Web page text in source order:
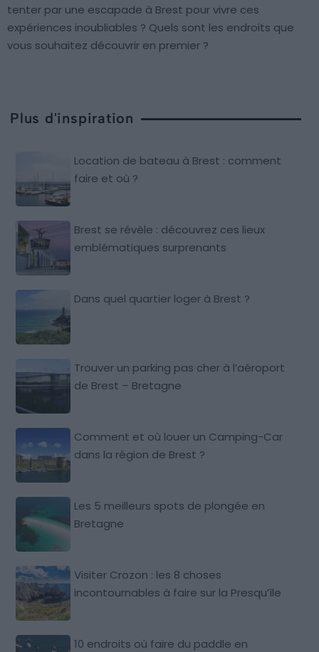
tenter par une escapade à Brest pour vivre ces
expériences inoubliables ? Quels sont les endroits que
vous souhaitez découvrir en premier ?
Plus d'inspiration
Location de bateau à Brest : comment
faire et où ?
Brest se révèle : découvrez ces lieux
emblématiques surprenants
Dans quel quartier loger à Brest ?
Trouver un parking pas cher à l’aéroport
de Brest – Bretagne
Comment et où louer un Camping-Car
dans la région de Brest ?
Les 5 meilleurs spots de plongée en
Bretagne
Visiter Crozon : les 8 choses
incontournables à faire sur la Presqu’île
10 endroits où faire du paddle en